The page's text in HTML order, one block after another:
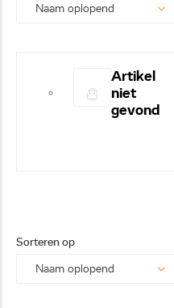
Artikel
niet
gevond
Sorteren op